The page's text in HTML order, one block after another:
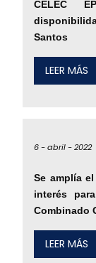
CELEC
Santos
LEER MÁS
6 -abril -2022
Se amplía
interés
Combinado
LEER MÁS